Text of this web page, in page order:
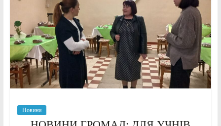
Новини